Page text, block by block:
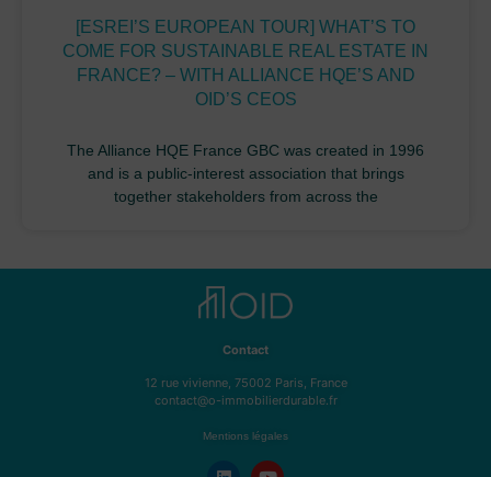
[ESREI’S EUROPEAN TOUR] WHAT’S TO
COME FOR SUSTAINABLE REAL ESTATE IN
FRANCE? – WITH ALLIANCE HQE’S AND
OID’S CEOS
The Alliance HQE France GBC was created in 1996
and is a public-interest association that brings
together stakeholders from across the
Contact
12 rue vivienne, 75002 Paris, France
contact@o-immobilierdurable.fr
Mentions légales